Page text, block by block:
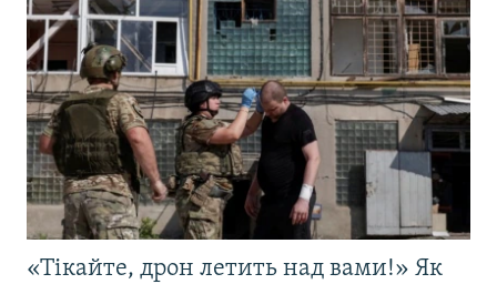
«Тікайте, дрон летить над вами!» Як